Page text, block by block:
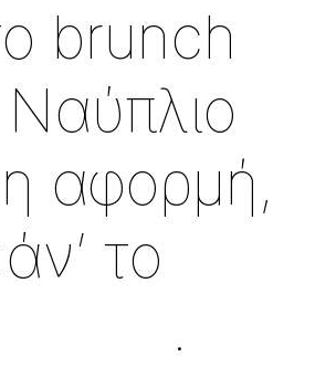
brunch
η αφορμή,
το
.